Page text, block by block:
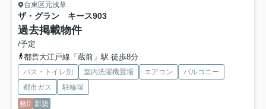
台東区元浅草
ザ・グラン キース903
過去掲載物件
/予定
都営大江戸線「蔵前」駅 徒歩8分
バス・トイレ別 室内洗濯機置場 エアコン
バルコニー
都市ガス
駐輪場
敷0 新築